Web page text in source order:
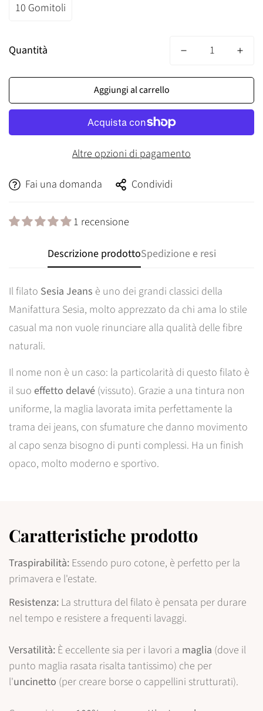
10 Gomitoli
Quantità
Aggiungi al carrello
Altre opzioni di pagamento
Fai una domanda Condividi
1 recensione
Descrizione prodottoSpedizione e resi
Il filato Sesia Jeans è uno dei grandi classici della
Manifattura Sesia, molto apprezzato da chi ama lo stile
casual ma non vuole rinunciare alla qualità delle fibre
naturali.
Il nome non è un caso: la particolarità di questo filato è
il suo effetto delavé (vissuto). Grazie a una tintura non
uniforme, la maglia lavorata imita perfettamente la
trama dei jeans, con sfumature che danno movimento
al capo senza bisogno di punti complessi. Ha un finish
opaco, molto moderno e sportivo.
Caratteristiche prodotto
Traspirabilità: Essendo puro cotone, è perfetto per la
primavera e l'estate.
Resistenza: La struttura del filato è pensata per durare
nel tempo e resistere a frequenti lavaggi.
Versatilità: È eccellente sia per i lavori a maglia (dove il
punto maglia rasata risalta tantissimo) che per
l'uncinetto (per creare borse o cappellini strutturati).